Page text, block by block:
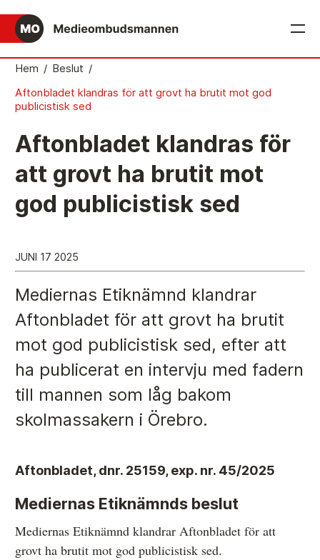
Det medieetiska systemet
Mediernas Etiknämnd fattar de avgörande besluten
Publicitetsreglerna – grunden i det medieetiska
systemet
Vill du ansluta till det medieetiska systemet?
Instruktion för Allmänhetens Medieombudsman
Anmälan och beslut
De senaste besluten
Från anmälan till beslut – så går det till
Regler för medier i processen hos MO
Hem / Beslut /
Aftonbladet klandras för att grovt ha brutit mot god
publicistisk sed
Aftonbladet klandras för
att grovt ha brutit mot
god publicistisk sed
JUNI 17 2025
Mediernas Etiknämnd klandrar
Aftonbladet för att grovt ha brutit
mot god publicistisk sed, efter att
ha publicerat en intervju med fadern
till mannen som låg bakom
skolmassakern i Örebro.
Aftonbladet, dnr. 25159, exp. nr. 45/2025
Mediernas Etiknämnds beslut
Mediernas Etiknämnd klandrar Aftonbladet för att
grovt ha brutit mot god publicistisk sed.